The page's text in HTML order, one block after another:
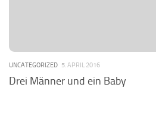
UNCATEGORIZED 5. APRIL 2016
Drei Männer und ein Baby